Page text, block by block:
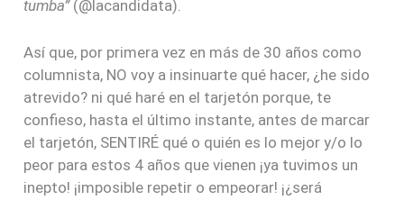
tumba”(@lacandidata).
Así que, por primera vez en más de 30 años como
columnista, NO voy a insinuarte qué hacer, ¿he sido
atrevido? ni qué haré en el tarjetón porque, te
confieso, hasta el último instante, antes de marcar
el tarjetón, SENTIRÉ qué o quién es lo mejor y/o lo
peor para estos 4 años que vienen ¡ya tuvimos un
inepto! ¡imposible repetir o empeorar! ¡¿será